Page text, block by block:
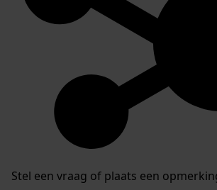
Stel een vraag of plaats een